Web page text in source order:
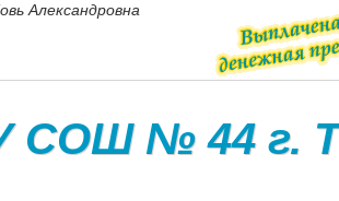
Александровна
СОШ № 44 г.